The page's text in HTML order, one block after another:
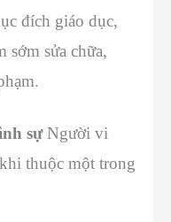
đích giáo dục,
sớm sửa chữa,
sựNgười vi
thuộc một trong